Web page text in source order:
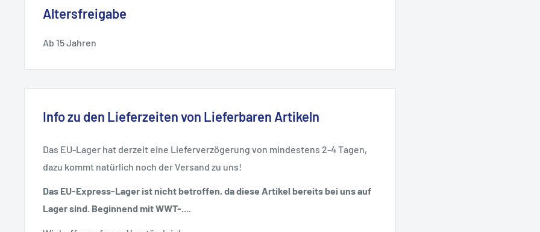
Altersfreigabe
Ab 15 Jahren
Info zu den Lieferzeiten von Lieferbaren Artikeln
Das EU-Lager hat derzeit eine Lieferverzögerung von mindestens 2-4 Tagen,
dazu kommt natürlich noch der Versand zu uns!
Das EU-Express-Lager ist nicht betroffen, da diese Artikel bereits bei uns auf
Lager sind. Beginnend mit WWT-....